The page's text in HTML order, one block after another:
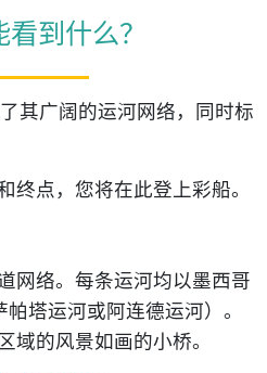
到什么？
其广阔的运河网络，同时标
终点，您将在此登上彩船。
网络。每条运河均以墨西哥
塔运河或阿连德运河）。
域的风景如画的小桥。